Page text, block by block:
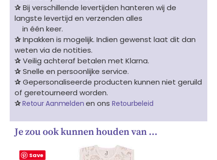
✰Bij verschillende levertijden hanteren wij de
langste levertijd en verzenden alles
in één keer.
✰Inpakken is mogelijk. Indien gewenst laat dit dan
weten via de notities.
✰Veilig achteraf betalen met Klarna.
✰Snelle en persoonlijke service.
✰Gepersonaliseerde producten kunnen niet geruild
of geretourneerd worden.
✰Retour Aanmelden en ons Retourbeleid
Je zou ook kunnen houden van …
Save